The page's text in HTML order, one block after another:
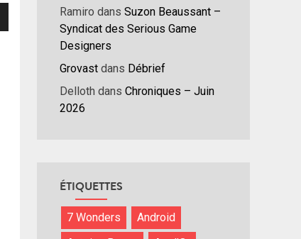
Ramiro dans Suzon Beaussant –
Syndicat des Serious Game
Designers
Grovast dans Débrief
Delloth dans Chroniques – Juin
2026
ÉTIQUETTES
7 Wonders
Android